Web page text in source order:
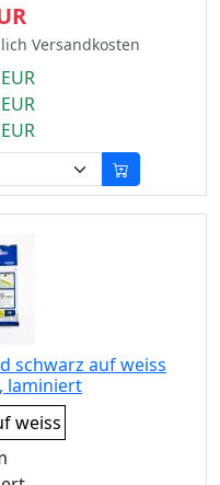
Versandkosten
schwarz auf weiss
laminiert
weiss